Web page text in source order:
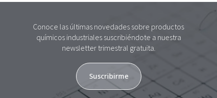
Conoce las últimas novedades sobre productos
químicos industriales suscribiéndote a nuestra
newsletter trimestral gratuita.
Suscribirme